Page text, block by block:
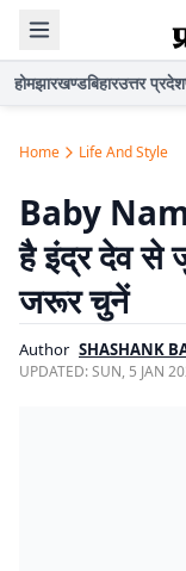
होमझारखण्डबिहारउत्तर प्रदेश
Home Life And Style
Baby
है इंद्र देव से
जरूर चुनें
Author SHASHANK
UPDATED:SUN, 5 JAN